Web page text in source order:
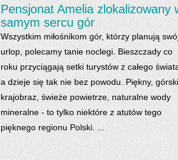
Pensjonat Amelia zlokalizowany
samym sercu gór
Wszystkim miłośnikom gór, którzy planują
urlop, polecamy tanie noclegi. Bieszczady co
roku przyciągają setki turystów z całego
a dzieje się tak nie bez powodu. Piękny, górski
krajobraz, świeże powietrze, naturalne wody
mineralne - to tylko niektóre z atutów tego
pięknego regionu Polski. ...